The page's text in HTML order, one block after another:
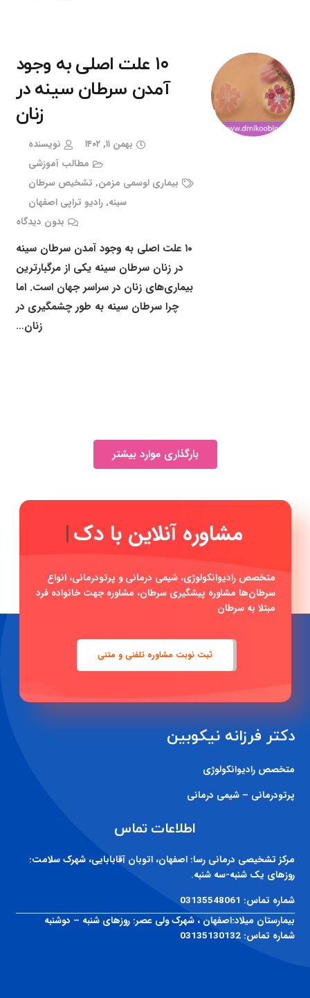
۱۰ علت اصلی به وجود
آمدن سرطان سینه در
زنان
بهمن ۱۱, ۱۴۰۲
نویسنده
مطالب آموزشی
بیماری لوسمی مزمن, تشخیص سرطان
سینه,رادیو تراپی اصفهان
بدون دیدگاه
۱۰ علت اصلی به وجود آمدن سرطان سینه
در زنان سرطان سینه یکی از مرگبارترین
بیماری‌های زنان در سراسر جهان است. اما
چرا سرطان سینه به طور چشمگیری در
زنان…
بارگذاری موارد بیشتر
مشا|
متخصص رادیوانکولوژی، شیمی درمانی و پرتودرمانی، انواع
سرطان‌ها مشاوره پیشگیری سرطان، مشاوره جهت خانواده فرد
مبتلا به سرطان
ثبت نوبت مشاوره تلفنی و متنی
دکتر فرزانه نیکوبین
متخصص رادیوانکولوژی
پرتودرمانی – شیمی درمانی
اطلاعات تماس
مرکز تشخیصی درمانی رسا: اصفهان، اتوبان آقابابایی، شهرک سلامت:
روزهای یک شنبه-سه شنبه.
شماره تماس: 03135548061
بیمارستان میلاد:اصفهان ، شهرک ولی عصر: روزهای شنبه – دوشنبه
شماره تماس:03135130132